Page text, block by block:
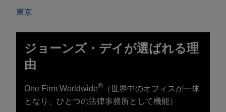
東京
ジョーンズ・デイが選ばれる理
由
One Firm Worldwide® （世界中のオフィスが一体
となり、ひとつの法律事務所として機能）